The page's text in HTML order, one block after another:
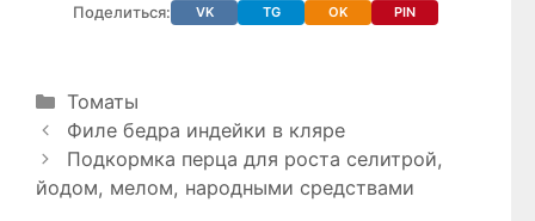
Поделиться: VK TG OK PIN
Рубрики
Томаты
Филе бедра индейки в кляре
Подкормка перца для роста селитрой,
йодом, мелом, народными средствами